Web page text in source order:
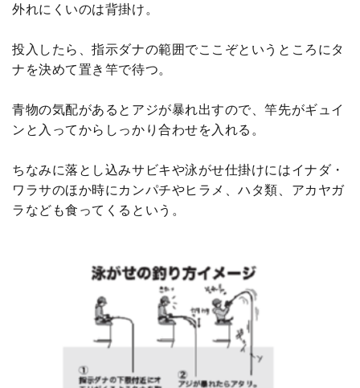
外れにくいのは背掛け。
投入したら、指示ダナの範囲でここぞというところにタ
ナを決めて置き竿で待つ。
青物の気配があるとアジが暴れ出すので、竿先がギュイ
ンと入ってからしっかり合わせを入れる。
ちなみに落とし込みサビキや泳がせ仕掛けにはイナダ・
ワラサのほか時にカンパチやヒラメ、ハタ類、アカヤガ
ラなども食ってくるという。